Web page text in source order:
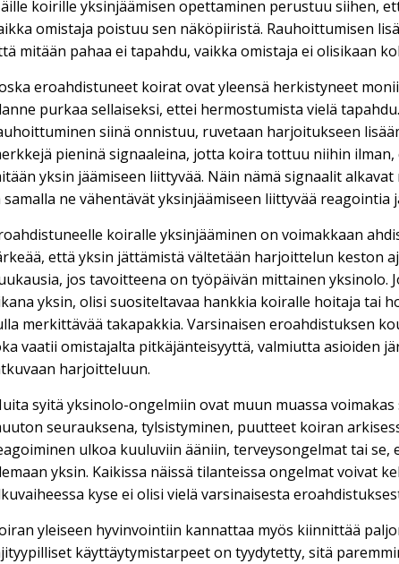
koirille yksinjäämisen opettaminen perustuu siihen,
omistaja poistuu sen näköpiiristä. Rauhoittumisen
mitään pahaa ei tapahdu, vaikka omistaja ei olisikaan
eroahdistuneet koirat ovat yleensä herkistyneet
purkaa sellaiseksi, ettei hermostumista vielä
siinä onnistuu, ruvetaan harjoitukseen
pieninä signaaleina, jotta koira tottuu niihin
yksin jäämiseen liittyvää. Näin nämä signaalit
samalla ne vähentävät yksinjäämiseen liittyvää reagointia
koiralle yksinjääminen on voimakkaan
että yksin jättämistä vältetään harjoittelun keston
jos tavoitteena on työpäivän mittainen yksinolo.
yksin, olisi suositeltavaa hankkia koiralle hoitaja tai
merkittävää takapakkia. Varsinaisen eroahdistuksen
vaatii omistajalta pitkäjänteisyyttä, valmiutta asioiden
harjoitteluun.
syitä yksinolo-ongelmiin ovat muun muassa
seurauksena, tylsistyminen, puutteet koiran
ulkoa kuuluviin ääniin, terveysongelmat tai
yksin. Kaikissa näissä tilanteissa ongelmat voivat
kyse ei olisi vielä varsinaisesta
yleiseen hyvinvointiin kannattaa myös kiinnittää
käyttäytymistarpeet on tyydytetty, sitä